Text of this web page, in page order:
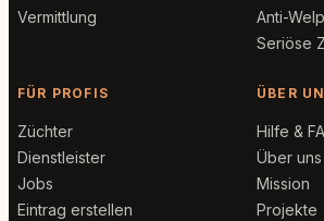
Vermittlung
Anti-
Seriöse
FÜR PROFIS
Züchter
Dienstleister
Jobs
Eintrag erstellen
ÜBER
Hilfe &
Über uns
Mission
Projekte